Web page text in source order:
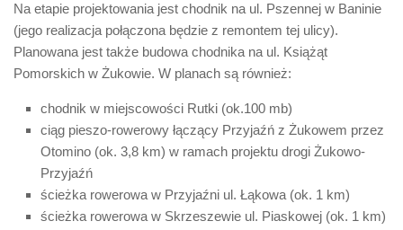
Na etapie projektowania jest chodnik na ul. Pszennej w Baninie
(jego realizacja połączona będzie z remontem tej ulicy).
Planowana jest także budowa chodnika na ul. Książąt
Pomorskich w Żukowie. W planach są również:
chodnik w miejscowości Rutki (ok.100 mb)
ciąg pieszo-rowerowy łączący Przyjaźń z Żukowem przez
Otomino (ok. 3,8 km) w ramach projektu drogi Żukowo-
Przyjaźń
ścieżka rowerowa w Przyjaźni ul. Łąkowa (ok. 1 km)
ścieżka rowerowa w Skrzeszewie ul. Piaskowej (ok. 1 km)